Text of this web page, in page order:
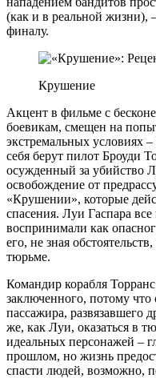
(как и в реальной жизни),
финалу.
Крушение
Акцент в фильме с
боевикам, смещен на
экстремальных условиях
себя берут пилот Броуди
осужденный за убийство
освобождение от
«Крушении», которые
спасения. Луи Гаспара
воспринимали как
его, не зная
тюрьме.
Командир корабля
заключенного, потому
пассажира, развязавшего
же, как Луи, оказаться в
идеальных персонажей –
прошлом, но жизнь
спасти людей, возможно,